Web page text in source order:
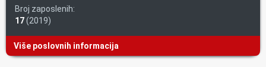
Broj zaposlenih:
17(2019)
Više poslovnih informacija